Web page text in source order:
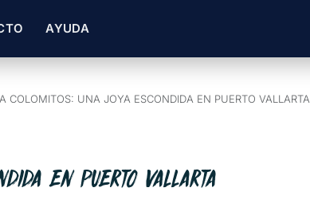
AYUDA
COLOMITOS: UNA JOYA ESCONDIDA EN PUERTO VALLARTA
EN PUERTO VALLARTA